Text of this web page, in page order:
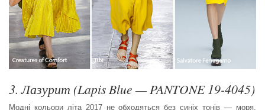
3. Лазурит (Lapis Blue — PANTONE 19-4045)
Модні кольори літа 2017 не обходяться без синіх тонів — моря,